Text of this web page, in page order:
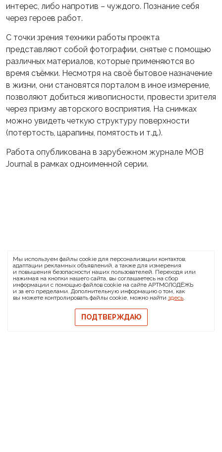
интерес, либо напротив – чуждого. Познание себя
через героев работ.
С точки зрения техники работы проекта
представляют собой фотографии, снятые с помощью
различных материалов, которые применяются во
время съёмки. Несмотря на своё бытовое назначение
в жизни, они становятся порталом в иное измерение,
позволяют добиться живописности, провести зрителя
через призму авторского восприятия. На снимках
можно увидеть четкую структуру поверхности
(потертость, царапины, помятость и т.д.).
Работа опубликована в зарубежном журнале MOB
Journal в рамках одноименной серии.
О проекте FAQ
Банковские реквизиты
Сообщить о баге
© 2026 АРТМОЛОДЁЖЬ
Политика конфиденциальности
Политика обмена и возврата
Свидетельство на товарный знак
Публичная оферта
Мы используем файлы cookie для персонализации контактов,
адаптации рекламных объявлений, а также для измерения
и повышения безопасности наших пользователей. Переходя или
нажимая на кнопки нашего сайта, вы соглашаетесь на сбор
информации с помощью файлов cookie на сайте АРТМОЛОДЁЖЬ
и за его пределами. Дополнительную информацию о том, как
вы можете контролировать файлы cookie, можно найти здесь.
ПОДТВЕРЖДАЮ